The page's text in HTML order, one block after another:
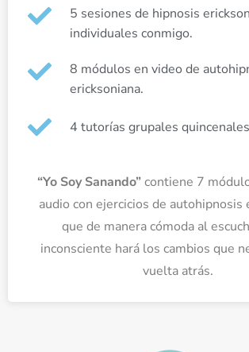
5 sesiones de hipnosis
individuales conmigo.
8 módulos en video de
ericksoniana.
4 tutorías grupales
“Yo Soy Sanando”contiene 7
audio con ejercicios de autohipnosis
que de manera cómoda al
inconsciente hará los cambios que
vuelta atrás.